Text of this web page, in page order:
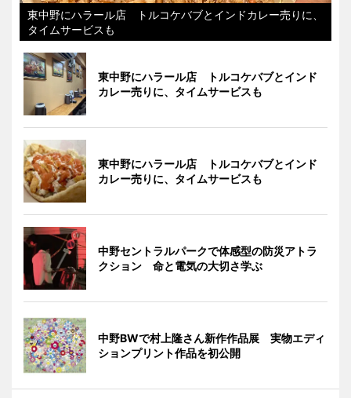
東中野にハラール店 トルコケバブとインドカレー売りに、
タイムサービスも
東中野にハラール店 トルコケバブとインド
カレー売りに、タイムサービスも
東中野にハラール店 トルコケバブとインド
カレー売りに、タイムサービスも
中野セントラルパークで体感型の防災アトラ
クション 命と電気の大切さ学ぶ
中野BWで村上隆さん新作作品展 実物エディ
ションプリント作品を初公開